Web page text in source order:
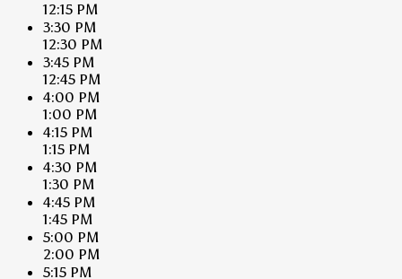
12:15 PM
3:30 PM
12:30 PM
3:45 PM
12:45 PM
4:00 PM
1:00 PM
4:15 PM
1:15 PM
4:30 PM
1:30 PM
4:45 PM
1:45 PM
5:00 PM
2:00 PM
5:15 PM